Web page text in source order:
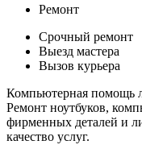
Ремонт
Срочный ремонт
Выезд мастера
Вызов курьера
Компьютерная помощь
Ремонт ноутбуков,
фирменных деталей и
качество услуг.